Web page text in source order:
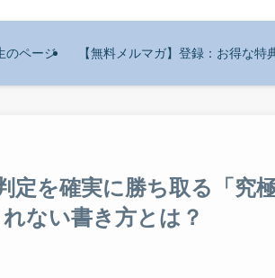
のページ 【無料メルマガ】登録：お得な特
定を確実に勝ち取る「究
ない書き方とは？